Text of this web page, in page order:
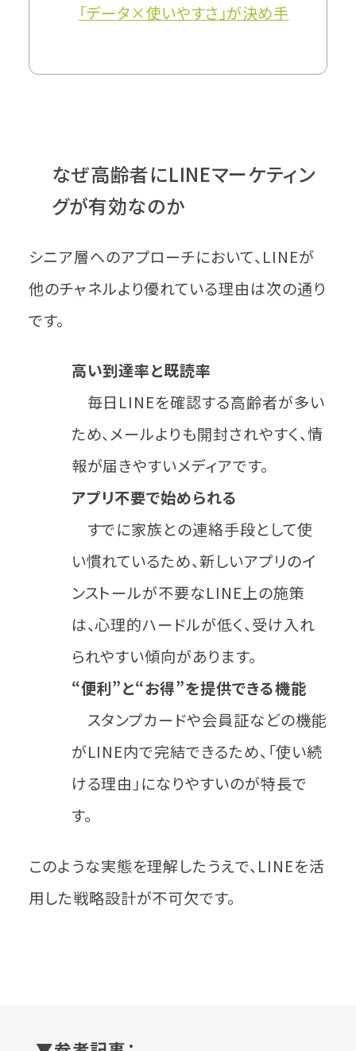
「データ×使いやすさ」が決め手
なぜ高齢者にLINEマーケティン
グが有効なのか
シニア層へのアプローチにおいて、LINEが
他のチャネルより優れている理由は次の通り
です。
高い到達率と既読率
毎日LINEを確認する高齢者が多い
ため、メールよりも開封されやすく、情
報が届きやすいメディアです。
アプリ不要で始められる
すでに家族との連絡手段として使
い慣れているため、新しいアプリのイ
ンストールが不要なLINE上の施策
は、心理的ハードルが低く、受け入れ
られやすい傾向があります。
“便利”と“お得”を提供できる機能
スタンプカードや会員証などの機能
がLINE内で完結できるため、「使い続
ける理由」になりやすいのが特長で
す。
このような実態を理解したうえで、LINEを活
用した戦略設計が不可欠です。